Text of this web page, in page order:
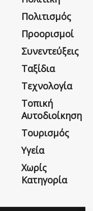
Πολιτισμός
Προορισμοί
Συνεντεύξεις
Ταξίδια
Τεχνολογία
Τοπική
Αυτοδιοίκηση
Τουρισμός
Υγεία
Χωρίς
Κατηγορία